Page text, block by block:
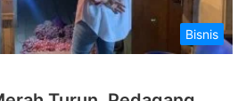
Bisnis